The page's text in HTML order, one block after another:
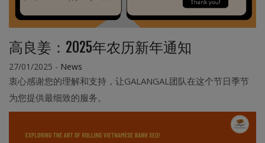
高良姜：2025年农历新年通知
27/01/2025 - News
衷心感谢您的理解和支持，让GALANGAL团队在这个节日季节
为您提供最细致的服务。